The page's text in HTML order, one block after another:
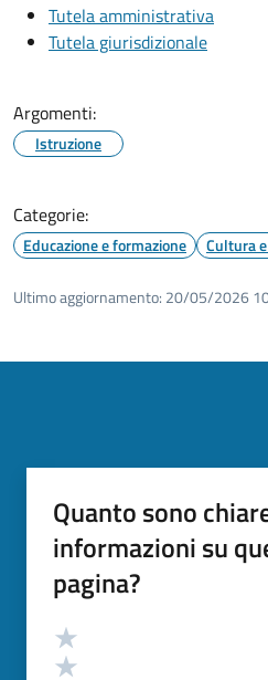
Tutela amministrativa
Tutela giurisdizionale
Argomenti:
Istruzione
Categorie:
Educazione e formazione Cultura
Ultimo aggiornamento: 20/05/2026
Quanto sono
informazioni su
pagina?
Valutazione